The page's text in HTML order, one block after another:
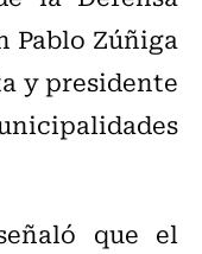
Pablo Zúñiga
y presidente
que el